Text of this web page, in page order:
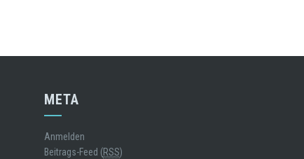
META
Anmelden
Beitrags-Feed (RSS)